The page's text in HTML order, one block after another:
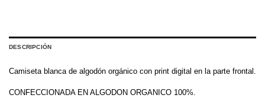
DESCRIPCIÓN
Camiseta blanca de algodón orgánico con print digital en la parte frontal.
CONFECCIONADA EN ALGODON ORGANICO 100%.